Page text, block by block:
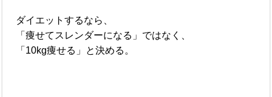
ダイエットするなら、
「痩せてスレンダーになる」ではなく、
「10kg痩せる」と決める。